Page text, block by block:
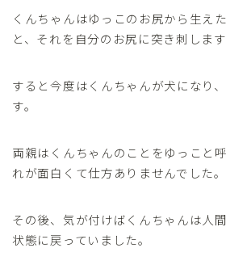
くんちゃんはゆっこのお尻から生え
と、それを自分のお尻に突き刺します
すると今度はくんちゃんが犬になり
す。
両親はくんちゃんのことをゆっこと
れが面白くて仕方ありませんでした。
その後、気が付けばくんちゃんは人
状態に戻っていました。